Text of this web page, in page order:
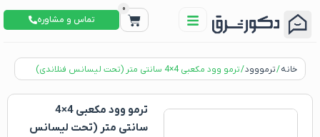
0
تماس و مشاوره
خانه/ترمووود/ ترمو وود مکعبی 4×4 سانتی متر (تحت لیسانس فنلاندی)
ترمو وود مکعبی 4×4
سانتی متر (تحت لیسانس